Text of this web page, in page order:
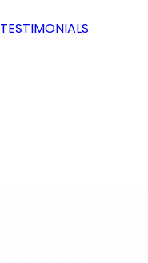
TESTIMONIALS